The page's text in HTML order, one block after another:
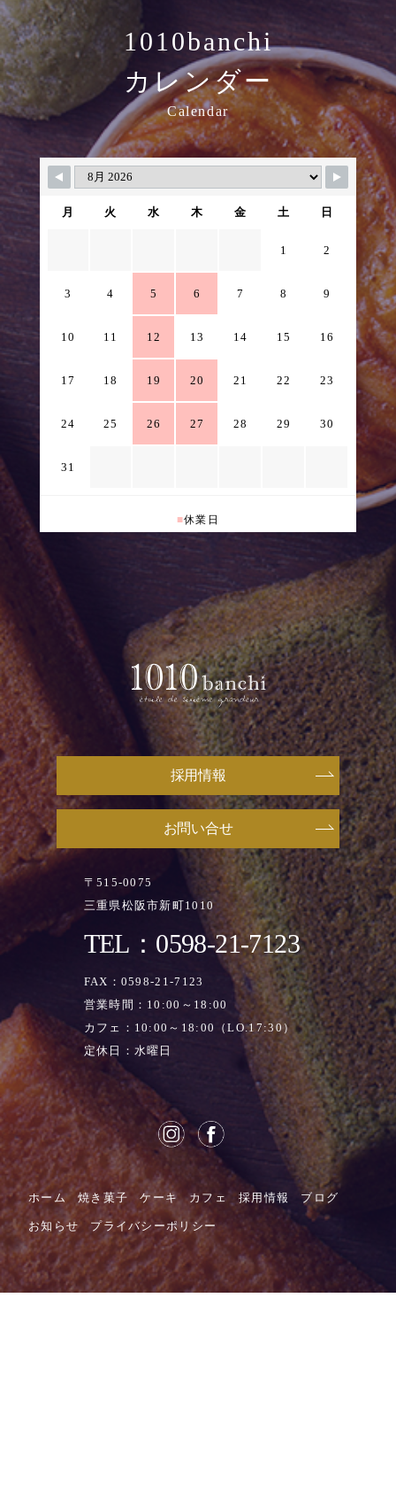
1010banchi
カレンダー
Calendar
月 火 水 木 金 土 日
1 2
3 4 5 6 7 8 9
10 11 12 13 14 15 16
17 18 19 20 21 22 23
24 25 26 27 28 29 30
31
■休業日
〒515-0075
三重県松阪市新町1010
TEL：0598-21-7123
FAX：0598-21-7123
営業時間：10:00～18:00
カフェ：10:00～18:00（LO.17:30）
定休日：水曜日
お問い合せ
採用情報
ホーム 焼き菓子 ケーキ カフェ 採用情報 ブログ
お知らせ プライバシーポリシー